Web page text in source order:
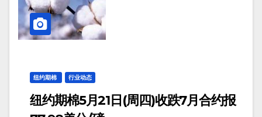
纽约期棉 行业动态
纽约期棉5月21日(周四)收跌7月合约报